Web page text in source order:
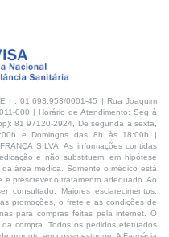
| : 01.693.953/0001-45 | Rua Joaquim
000 | Horário de Atendimento: Seg à
81 97120-2924, De segunda a sexta,
e Domingos das 8h às 18:00h |
SILVA. As informações contidas
e não substituem, em hipótese
área médica. Somente o médico está
prescrever o tratamento adequado. Ao
consultado. Maiores esclarecimentos,
promoções, o frete e as condições de
para compras feitas pela internet. O
compra. Todos os pedidos efetuados